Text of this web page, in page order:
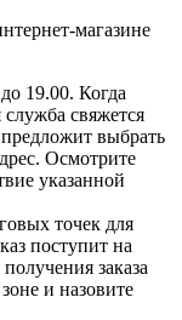
магазине
19.00. Когда
служба свяжется
выбрать
Осмотрите
указанной
точек для
поступит на
заказа
и назовите